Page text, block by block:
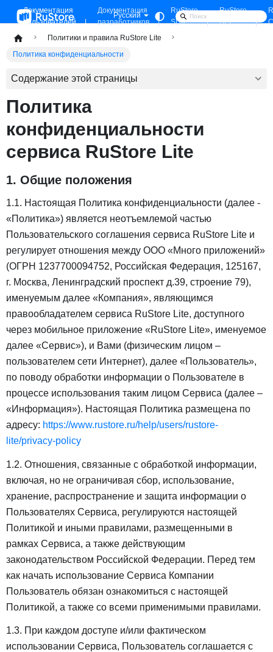
Документация
пользователей
Документация
разработчиков
RuStore
SDK
RuStore
API
Русский
Политики и правила RuStore Lite
Политика конфиденциальности
Содержание этой страницы
Политика
конфиденциальности
сервиса RuStore Lite
1. Общие положения
1.1. Настоящая Политика конфиденциальности (далее -
«Политика») является неотъемлемой частью
Пользовательского соглашения сервиса RuStore Lite и
регулирует отношения между ООО «Много приложений»
(ОГРН 1237700094752, Российская Федерация, 125167,
г. Москва, Ленинградский проспект д.39, строение 79),
именуемым далее «Компания», являющимся
правообладателем сервиса RuStore Lite, доступного
через мобильное приложение «RuStore Lite», именуемое
далее «Сервис»), и Вами (физическим лицом –
пользователем сети Интернет), далее «Пользователь»,
по поводу обработки информации о Пользователе в
процессе использования таким лицом Сервиса (далее –
«Информация»). Настоящая Политика размещена по
адресу: https://www.rustore.ru/help/users/rustore-
lite/privacy-policy
1.2. Отношения, связанные с обработкой информации,
включая, но не ограничивая сбор, использование,
хранение, распространение и защита информации о
Пользователях Сервиса, регулируются настоящей
Политикой и иными правилами, размещенными в
рамках Сервиса, а также действующим
законодательством Российской Федерации. Перед тем
как начать использование Сервиса Компании
Пользователь обязан ознакомиться с настоящей
Политикой, а также со всеми применимыми правилами.
1.3. При каждом доступе и/или фактическом
использовании Сервиса, Пользователь соглашается с